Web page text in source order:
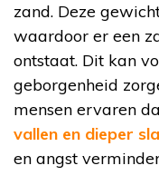
zand. Deze
waardoor er een
ontstaat. Dit kan
geborgenheid
mensen ervaren
vallen en dieper
en angst